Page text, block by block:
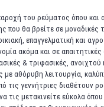
του ρεύματος όπου και
που θα βρείτε σε
οικιακή, επαγγελματική και
ακόμα και σε
& τριφασικές, ανοιχτού
με αθόρυβη λειτουργία,
τις γεννήτριες διαθέτουν
τις μετακινείτε εύκολα όπου